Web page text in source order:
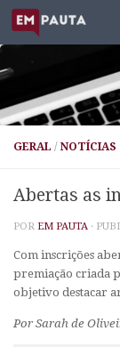
Skip to content
GERAL / NOTÍCIAS
Abertas as
POR EM PAUTA ·
Com inscrições
premiação criada
objetivo destacar
Por Sarah de